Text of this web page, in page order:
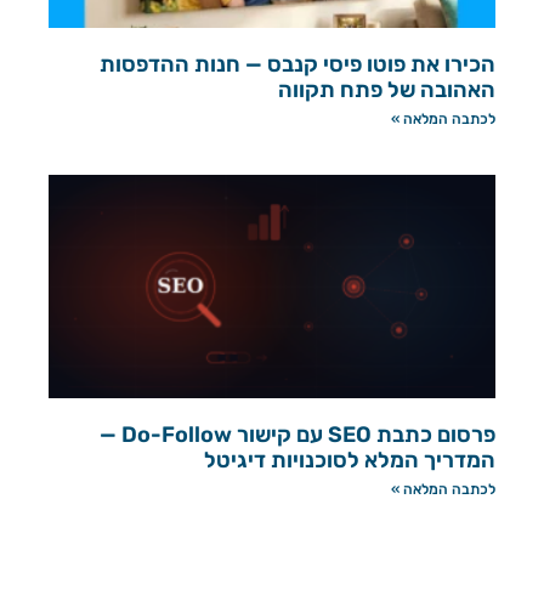
הכירו את פוטו פיסי קנבס — חנות ההדפסות
האהובה של פתח תקווה
לכתבה המלאה »
פרסום כתבת SEO עם קישור Do-Follow —
המדריך המלא לסוכנויות דיגיטל
לכתבה המלאה »